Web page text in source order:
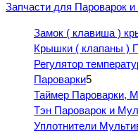
Запчасти для Пароварок
Замок ( клавиша )
Крышки ( клапаны )
Регулятор
Пароварки5
Таймер Пароварки,
Тэн Пароварок и
Уплотнители